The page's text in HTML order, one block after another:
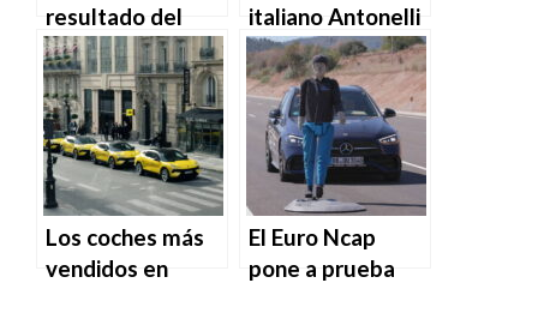
resultado del
Gran Premio de
Italia 2024: gana
Leclerc.
italiano Antonelli
reemplaza a
Hamilton.
Los coches más
vendidos en
El Euro Ncap
pone a prueba